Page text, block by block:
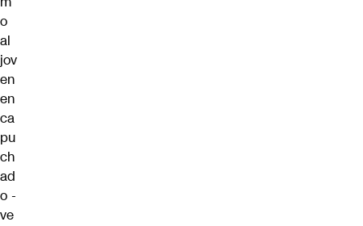
o
al
jov
en
en
ca
pu
ch
ad
o -
ve